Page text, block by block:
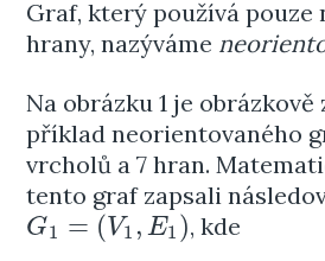
Graf, který používá pouze
hrany, nazýváme
Na obrázku 1 je
příklad neorientovaného
vrcholů a 7 hran.
tento graf zapsali
G1 = (V1 , E1 )
G1= (V 1,E1) , kde